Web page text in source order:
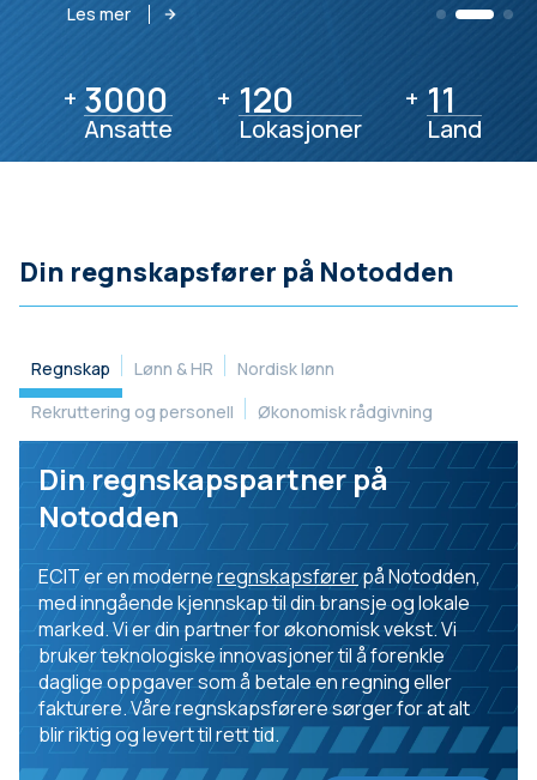
Les mer
+ 3000
3000
Ansatte
+ 120
120
Lokasjoner
+ 11
11
Land
Din regnskapsfører på Notodden
Regnskap
Din regnskapspartner på
Notodden
ECIT er en moderneregnskapsførerpå Notodden,
med inngående kjennskap til din bransje og lokale
marked. Vi er din partner for økonomisk vekst. Vi
bruker teknologiske innovasjoner til å forenkle
daglige oppgaver som å betale en regning eller
fakturere. Våre regnskapsførere sørger for at alt
blir riktig og levert til rett tid.
Lønn & HR
Nordisk lønn
Rekruttering og personell
Økonomisk rådgivning